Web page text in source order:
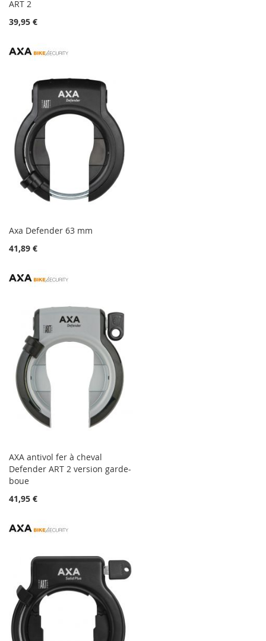
ART 2
39,95 €
Axa Defender 63 mm
41,89 €
AXA antivol fer à cheval
Defender ART 2 version garde-
boue
41,95 €